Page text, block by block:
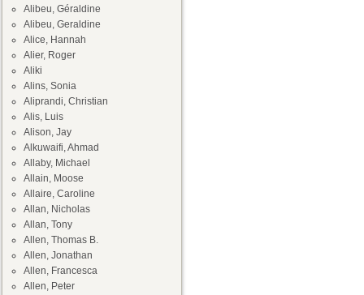
Alibeu, Géraldine
Alibeu, Geraldine
Alice, Hannah
Alier, Roger
Aliki
Alins, Sonia
Aliprandi, Christian
Alis, Luis
Alison, Jay
Alkuwaifi, Ahmad
Allaby, Michael
Allain, Moose
Allaire, Caroline
Allan, Nicholas
Allan, Tony
Allen, Thomas B.
Allen, Jonathan
Allen, Francesca
Allen, Peter